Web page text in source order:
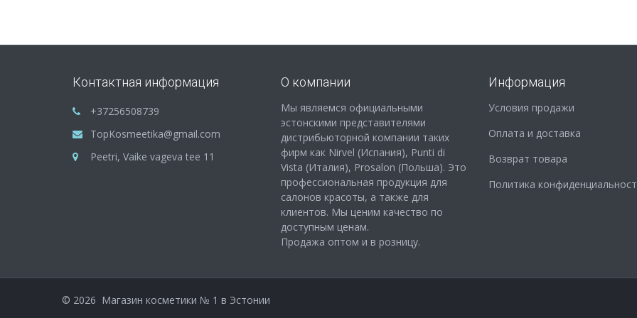
Контактная информация
+37256508739
TopKosmeetika@gmail.com
Peetri, Vaike vageva tee 11
О компании
Мы являемся официальными
эстонскими представителями
дистрибьюторной компании таких
фирм как Nirvel (Испания), Punti di
Vista (Италия), Prosalon (Польша). Это
профессиональная продукция для
салонов красоты, а также для
клиентов. Мы ценим качество по
доступным ценам.
Продажа оптом и в розницу.
Информация
Условия продажи
Оплата и доставка
Возврат товара
Политика
© 2026 Магазин косметики № 1 в Эстонии